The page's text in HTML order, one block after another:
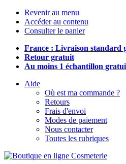
Revenir au menu
Accéder au contenu
Consulter le panier
France : Livraison standard
Retour gratuit
Au moins 1 échantillon
Aide
Où est ma commande ?
Retours
Frais d'envoi
Modes de paiement
Nous contacter
Toutes les rubriques